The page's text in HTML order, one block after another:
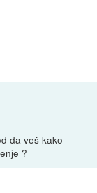
da veš kako
?